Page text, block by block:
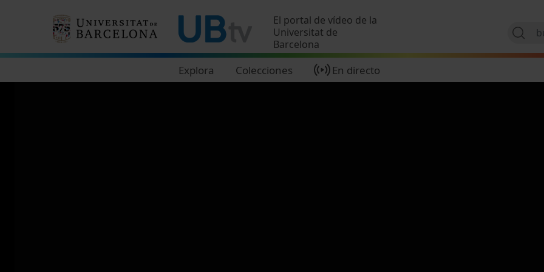
El portal de vídeo de la
Universitat de
Barcelona
Explora Colecciones En directo